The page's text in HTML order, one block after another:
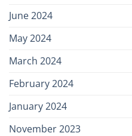
June 2024
May 2024
March 2024
February 2024
January 2024
November 2023